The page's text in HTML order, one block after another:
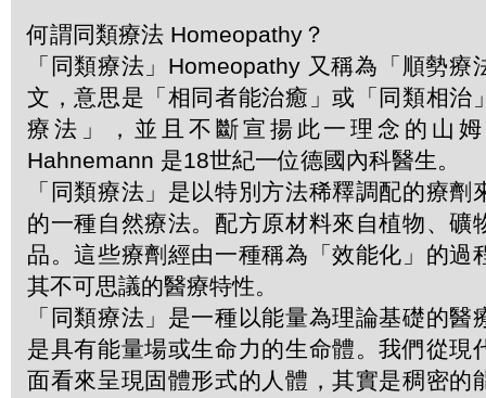
何謂同類療法 Homeopathy？
「同類療法」Homeopathy 又稱為「順勢療
文，意思是「相同者能治癒」或「同類相治
療法」，並且不斷宣揚此一理念的山
Hahnemann 是18世紀一位德國內科醫生。
「同類療法」是以特別方法稀釋調配的療劑
的一種自然療法。配方原材料來自植物、礦
品。這些療劑經由一種稱為「效能化」的過
其不可思議的醫療特性。
「同類療法」是一種以能量為理論基礎的醫
是具有能量場或生命力的生命體。我們從現
面看來呈現固體形式的人體，其實是稠密的